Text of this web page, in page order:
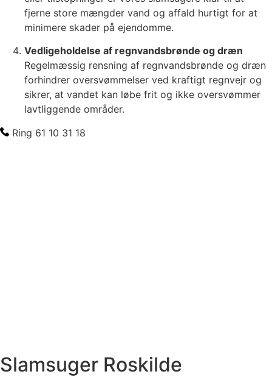
fjerne store mængder vand og affald hurtigt for at
minimere skader på ejendomme.
Vedligeholdelse af regnvandsbrønde og dræn
Regelmæssig rensning af regnvandsbrønde og dræn
forhindrer oversvømmelser ved kraftigt regnvejr og
sikrer, at vandet kan løbe frit og ikke oversvømmer
lavtliggende områder.
Ring 61 10 31 18
Slamsuger Roskilde